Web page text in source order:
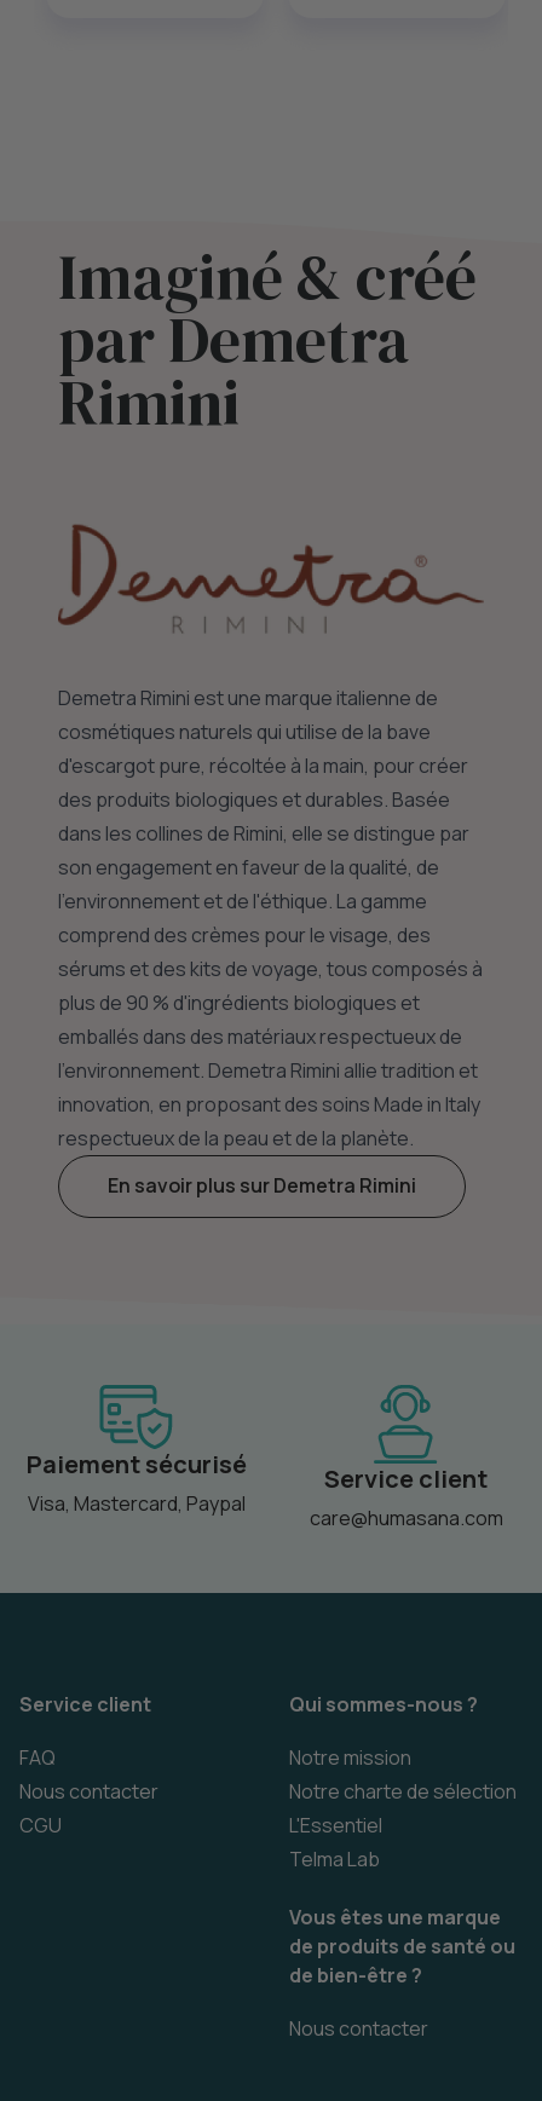
Imaginé & créé
par Demetra
Rimini
Demetra Rimini est une marque italienne de
cosmétiques naturels qui utilise de la bave
d'escargot pure, récoltée à la main, pour créer
des produits biologiques et durables. Basée
dans les collines de Rimini, elle se distingue par
son engagement en faveur de la qualité, de
l'environnement et de l'éthique. La gamme
comprend des crèmes pour le visage, des
sérums et des kits de voyage, tous composés à
plus de 90 % d'ingrédients biologiques et
emballés dans des matériaux respectueux de
l'environnement. Demetra Rimini allie tradition et
innovation, en proposant des soins Made in Italy
respectueux de la peau et de la planète.
En savoir plus sur Demetra Rimini
Paiement sécurisé
Visa, Mastercard, Paypal
Service client
care@humasana.com
Service client
FAQ
Nous contacter
CGU
Qui sommes-nous ?
Notre mission
Notre charte de sélection
L'Essentiel
Telma Lab
Vous êtes une marque
de produits de santé ou
de bien-être ?
Nous contacter